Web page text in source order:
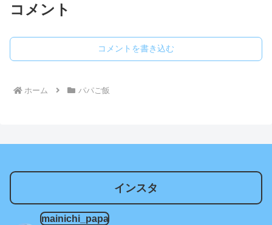
コメント
コメントを書き込む
ホーム パパご飯
インスタ
mainichi_papa